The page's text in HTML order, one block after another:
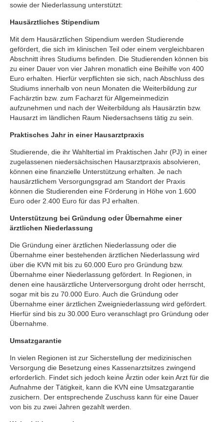
sowie der Niederlassung unterstützt:
Hausärztliches Stipendium
Mit dem Hausärztlichen Stipendium werden Studierende
gefördert, die sich im klinischen Teil oder einem vergleichbaren
Abschnitt ihres Studiums befinden. Die Studierenden können bis
zu einer Dauer von vier Jahren monatlich eine Beihilfe von 400
Euro erhalten. Hierfür verpflichten sie sich, nach Abschluss des
Studiums innerhalb von neun Monaten die Weiterbildung zur
Fachärztin bzw. zum Facharzt für Allgemeinmedizin
aufzunehmen und nach der Weiterbildung als Hausärztin bzw.
Hausarzt im ländlichen Raum Niedersachsens tätig zu sein.
Praktisches Jahr in einer Hausarztpraxis
Studierende, die ihr Wahltertial im Praktischen Jahr (PJ) in einer
zugelassenen niedersächsischen Hausarztpraxis absolvieren,
können eine finanzielle Unterstützung erhalten. Je nach
hausärztlichem Versorgungsgrad am Standort der Praxis
können die Studierenden eine Förderung in Höhe von 1.600
Euro oder 2.400 Euro für das PJ erhalten.
Unterstützung bei Gründung oder Übernahme einer
ärztlichen Niederlassung
Die Gründung einer ärztlichen Niederlassung oder die
Übernahme einer bestehenden ärztlichen Niederlassung wird
über die KVN mit bis zu 60.000 Euro pro Gründung bzw.
Übernahme einer Niederlassung gefördert. In Regionen, in
denen eine hausärztliche Unterversorgung droht oder herrscht,
sogar mit bis zu 70.000 Euro. Auch die Gründung oder
Übernahme einer ärztlichen Zweigniederlassung wird gefördert.
Hierfür sind bis zu 30.000 Euro veranschlagt pro Gründung oder
Übernahme.
Umsatzgarantie
In vielen Regionen ist zur Sicherstellung der medizinischen
Versorgung die Besetzung eines Kassenarztsitzes zwingend
erforderlich. Findet sich jedoch keine Ärztin oder kein Arzt für die
Aufnahme der Tätigkeit, kann die KVN eine Umsatzgarantie
zusichern. Der entsprechende Zuschuss kann für eine Dauer
von bis zu zwei Jahren gezahlt werden.